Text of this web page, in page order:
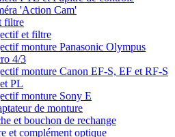
'Action Cam'
filtre
et filtre
monture Panasonic Olympus
4/3
monture Canon EF-S, EF et RF-S
PL
monture Sony E
de monture
et bouchon de rechange
et complément optique